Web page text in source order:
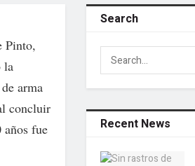
Pinto,
la
arma
concluir
años fue
Search
Recent News